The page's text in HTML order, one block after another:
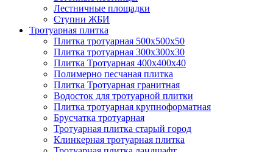
Лестничные площадки
Ступни ЖБИ
Тротуарная плитка
Плитка тротуарная 500х500х50
Плитка тротуарная 300х300х30
Плитка Тротуарная 400x400x40
Полимерно песчаная плитка
Плитка Тротуарная гранитная
Водосток для тротуарной плитки
Плитка тротуарная крупноформатная
Брусчатка тротуарная
Тротуарная плитка старый город
Клинкерная тротуарная плитка